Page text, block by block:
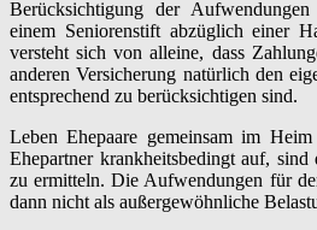
Berücksichtigung der
einem Seniorenstift abzüglich einer
versteht sich von alleine, dass
anderen Versicherung natürlich den
entsprechend zu berücksichtigen sind.
Leben Ehepaare gemeinsam im
Ehepartner krankheitsbedingt auf,
zu ermitteln. Die Aufwendungen für
dann nicht als außergewöhnliche